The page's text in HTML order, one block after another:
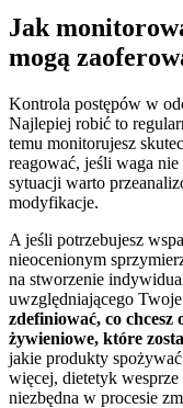
Jak
mogą
Kontrola postępów w
Najlepiej robić to
temu monitorujesz
reagować, jeśli waga
sytuacji warto
modyfikacje.
A jeśli potrzebujesz
nieocenionym
na stworzenie
uwzględniającego
zdefiniować, co
żywieniowe, które
jakie produkty
więcej, dietetyk
niezbędna w procesie